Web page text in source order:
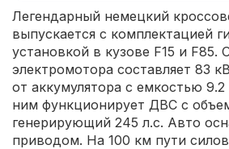
Легендарный немецкий
выпускается с комплектацией
установкой в кузове F15 и F85.
электромотора составляет 83
от аккумулятора с емкостью
ним функционирует ДВС с
генерирующий 245 л.с. Авто
приводом. На 100 км пути